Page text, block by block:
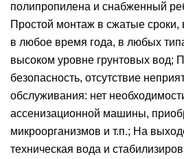
полипропилена и снабженный
Простой монтаж в сжатые сроки,
в любое время года, в любых
высоком уровне грунтовых вод;
безопасность, отсутствие
обслуживания: нет
ассенизационной машины,
микроорганизмов и т.п.; На
техническая вода и